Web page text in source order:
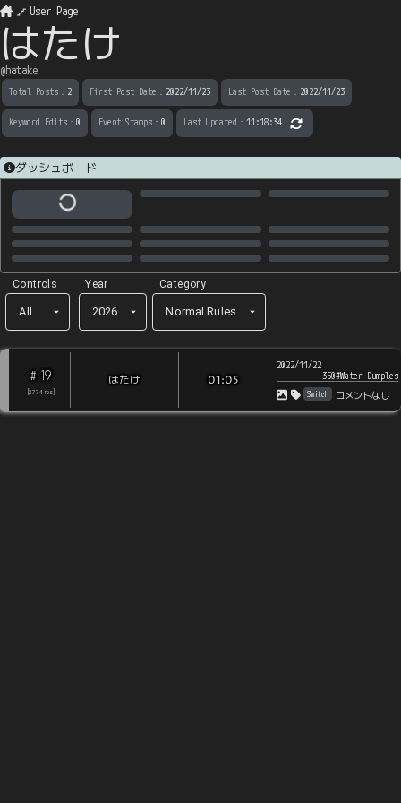
User Page
はたけ
@hatake
Total Posts ： 2 First Post Date ： 2022/11/23 Last Post Date ： 2022/11/23
Keyword Edits ： 0 Event Stamps ： 0 Last Updated ： 11:18:34
ダッシュボード
Controls
All
Year
2026
Category
Normal Rules
# 19
2774 rps
はたけ 01:05
2022/11/22
350#Water Dumples
Switch コメントなし